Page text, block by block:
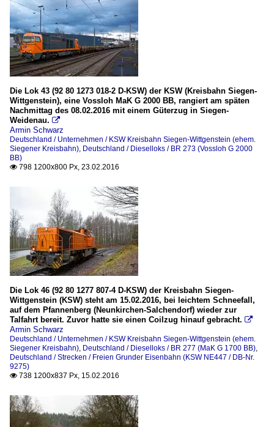
Die Lok 43 (92 80 1273 018-2 D-KSW) der KSW (Kreisbahn Siegen-
Wittgenstein), eine Vossloh MaK G 2000 BB, rangiert am späten
Nachmittag des 08.02.2016 mit einem Güterzug in Siegen-
Weidenau. 
Armin Schwarz
Deutschland / Unternehmen / KSW Kreisbahn Siegen-Wittgenstein (ehem.
Siegener Kreisbahn) Deutschland / Dieselloks / BR 273 (Vossloh G 2000
BB)
 798 1200x800 Px, 23.02.2016
Die Lok 46 (92 80 1277 807-4 D-KSW) der Kreisbahn Siegen-
Wittgenstein (KSW) steht am 15.02.2016, bei leichtem Schneefall,
auf dem Pfannenberg (Neunkirchen-Salchendorf) wieder zur
Talfahrt bereit. Zuvor hatte sie einen Coilzug hinauf gebracht. 
Armin Schwarz
Deutschland / Unternehmen / KSW Kreisbahn Siegen-Wittgenstein (ehem.
Siegener Kreisbahn) Deutschland / Dieselloks / BR 277 (MaK G 1700 BB)
Deutschland / Strecken / Freien Grunder Eisenbahn (KSW NE447 / DB-Nr.
9275)
 738 1200x837 Px, 15.02.2016